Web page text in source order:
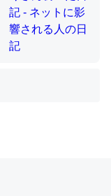
かが分かるので
。ITツール導入で
by LIFULL介護